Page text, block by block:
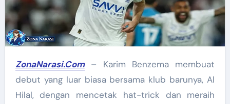
ZonaNarasi.Com– Karim Benzema membuat
debut yang luar biasa bersama klub barunya, Al
Hilal, dengan mencetak hat-trick dan meraih